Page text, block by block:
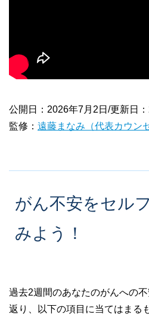
公開日：2026年7月2日/更新日
監修： 遠藤まなみ（代表カウン
がん不安をセル
みよう！
過去2週間のあなたのがんへの
返り、以下の項目に当てはまる